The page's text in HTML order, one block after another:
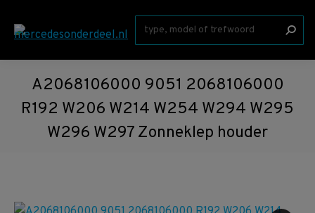
Zoeken:
A2068106000 9051 2068106000
R192 W206 W214 W254 W294 W295
W296 W297 Zonneklep houder